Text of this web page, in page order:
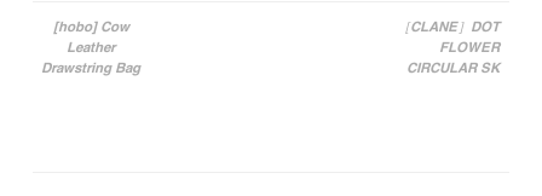
投稿ナビゲーション
[hobo] Cow
Leather
Drawstring Bag
［CLANE］DOT
FLOWER
CIRCULAR SK